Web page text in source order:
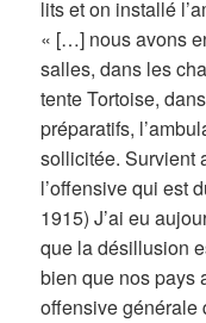
lits et on installé
« […] nous avons
salles, dans les
tente Tortoise,
préparatifs,
sollicitée. Survient
l’offensive qui est
1915) J’ai eu
que la désillusion
bien que nos pays
offensive générale